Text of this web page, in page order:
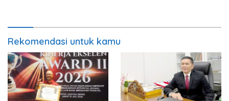
Rekomendasi untuk kamu